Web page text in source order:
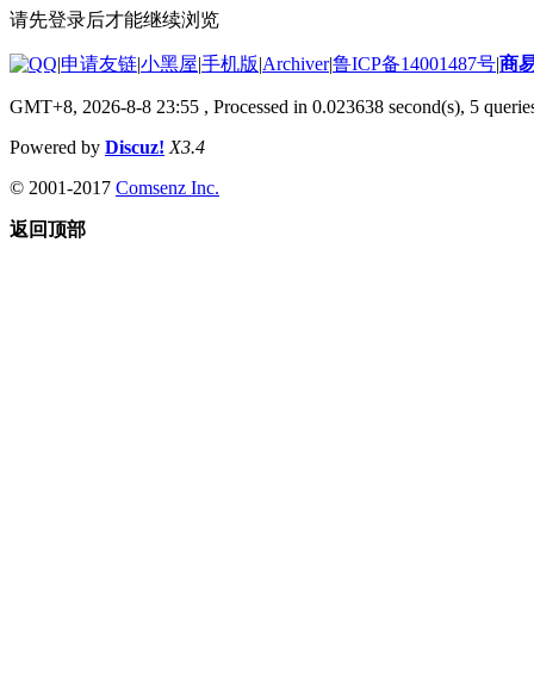
请先登录后才能继续浏览
|申请友链|小黑屋|手机版|Archiver|鲁ICP备14001487号|商
GMT+8, 2026-8-8 23:55 , Processed in 0.023638 second(s), 5
Powered by Discuz! X3.4
© 2001-2017 Comsenz Inc.
返回顶部